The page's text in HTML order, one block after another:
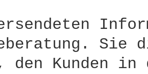
Sie
den Kunden